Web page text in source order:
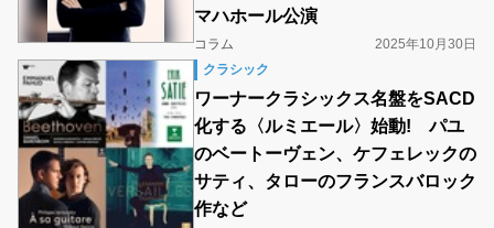
マハホール公演
コラム
2025年10月30日
クラシック
ワーナークラシックス名盤をSACD
化する〈ルミエール〉始動! パユ
のベートーヴェン、ケフェレックの
サティ、タローのフランスバロック
作など